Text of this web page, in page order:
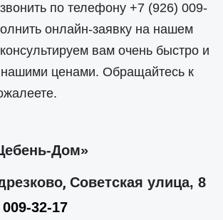
по телефону +7 (926) 009-
онлайн-заявку на нашем
вам очень быстро и
ценами. Обращайтесь к
Дом»
, Советская улица, 8
32-17